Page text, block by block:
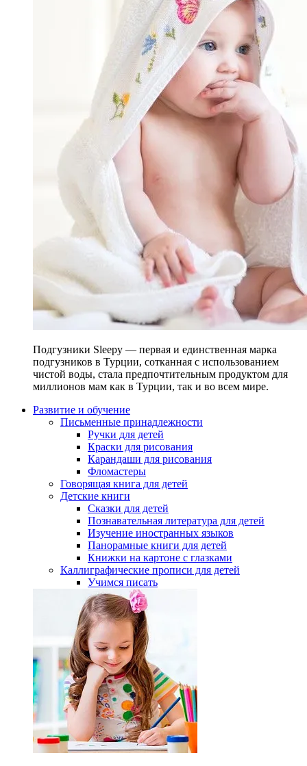
Подгузники Sleepy — первая и единственная марка
подгузников в Турции, сотканная с использованием
чистой воды, стала предпочтительным продуктом для
миллионов мам как в Турции, так и во всем мире.
Развитие и обучение
Письменные принадлежности
Ручки для детей
Краски для рисования
Карандаши для рисования
Фломастеры
Говорящая книга для детей
Детские книги
Сказки для детей
Познавательная литература для детей
Изучение иностранных языков
Панорамные книги для детей
Книжки на картоне с глазками
Каллиграфические прописи для детей
Учимся писать